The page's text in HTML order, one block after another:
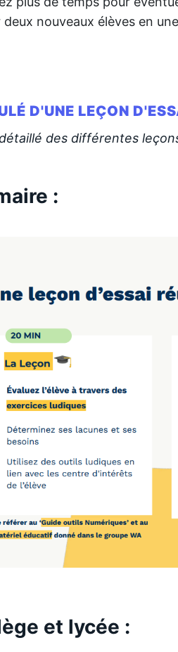
nouveaux élèves en
D'UNE LEÇON
des différentes
:
et lycée :